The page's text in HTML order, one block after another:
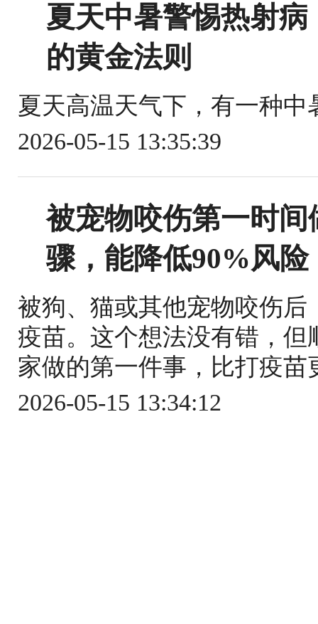
夏天中暑警惕热射
的黄金法则
夏天高温天气下，有一种
2026-05-15 13:35:39
被宠物咬伤第一时
骤，能降低90%风险
被狗、猫或其他宠物咬伤
疫苗。这个想法没有错，
家做的第一件事，比打疫
2026-05-15 13:34:12